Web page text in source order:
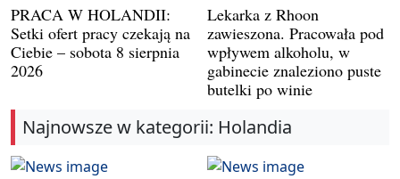
PRACA W HOLANDII:
Setki ofert pracy czekają na
Ciebie – sobota 8 sierpnia
2026
Lekarka z Rhoon
zawieszona. Pracowała pod
wpływem alkoholu, w
gabinecie znaleziono puste
butelki po winie
Najnowsze w kategorii: Holandia